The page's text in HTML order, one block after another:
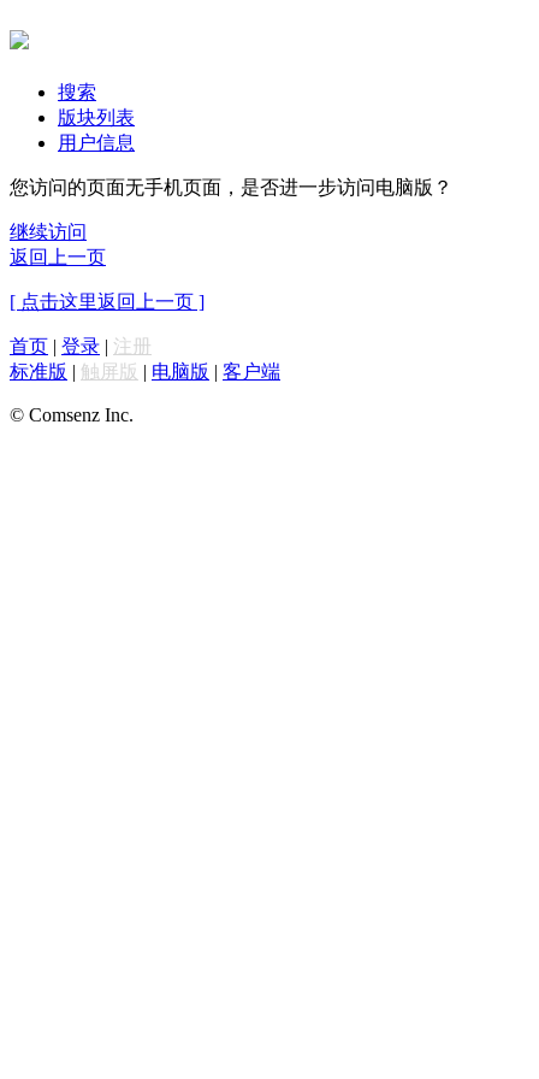
搜索
版块列表
用户信息
您访问的页面无手机页面，是否进一步访问电脑版？
继续访问
返回上一页
[ 点击这里返回上一页 ]
首页 | 登录 | 注册
标准版 | 触屏版 | 电脑版 | 客户端
© Comsenz Inc.